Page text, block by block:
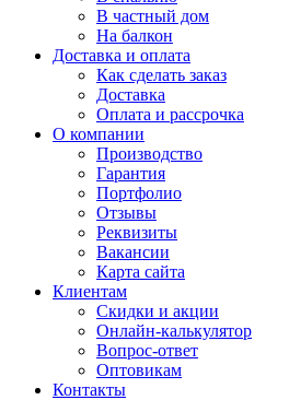
В частный дом
На балкон
Доставка и оплата
Как сделать заказ
Доставка
Оплата и рассрочка
О компании
Производство
Гарантия
Портфолио
Отзывы
Реквизиты
Вакансии
Карта сайта
Клиентам
Скидки и акции
Онлайн-калькулятор
Вопрос-ответ
Оптовикам
Контакты